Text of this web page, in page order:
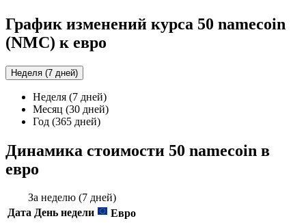
График изменений курса 50 namecoin
(NMC) к евро
Неделя (7 дней)
Неделя (7 дней)
Месяц (30 дней)
Год (365 дней)
Динамика стоимости 50 namecoin в
евро
За неделю (7 дней)
Дата День недели Евро